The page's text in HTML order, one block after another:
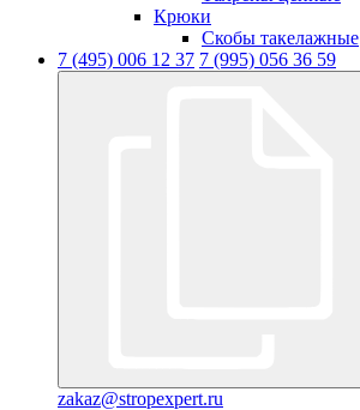
Крюки
Скобы такелажные
7 (495) 006 12 37 7 (995) 056 36 59
zakaz@stropexpert.ru